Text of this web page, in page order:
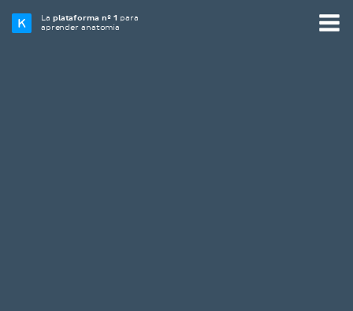
Laplataforma nº 1 para
aprender anatomía